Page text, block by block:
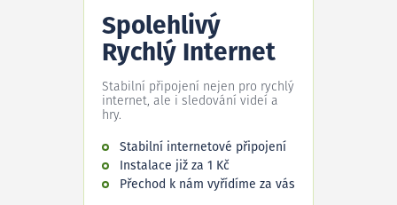
Spolehlivý
Rychlý Internet
Stabilní připojení nejen pro rychlý
internet, ale i sledování videí a
hry.
Stabilní internetové připojení
Instalace již za 1 Kč
Přechod k nám vyřídíme za vás